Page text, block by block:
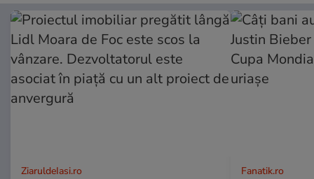
ZiaruldeIasi.ro Fanatik.ro